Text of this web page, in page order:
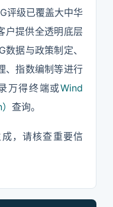
评级已覆盖大中华
户提供全透明底层
据与政策制定、
、指数编制等进行
万得终端或Wind
查询。
，请核查重要信